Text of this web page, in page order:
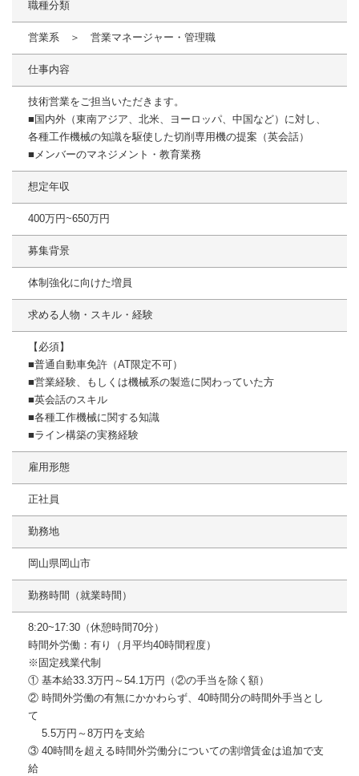
職種分類
営業系 ＞ 営業マネージャー・管理職
仕事内容
技術営業をご担当いただきます。
■国内外（東南アジア、北⽶、ヨーロッパ、中国など）に対し、
各種⼯作機械の知識を駆使した切削専⽤機の提案（英会話）
■メンバーのマネジメント・教育業務
想定年収
400万円~650万円
募集背景
体制強化に向けた増員
求める人物・スキル・経験
【必須】
■普通⾃動⾞免許（AT限定不可）
■営業経験、もしくは機械系の製造に関わっていた⽅
■英会話のスキル
■各種⼯作機械に関する知識
■ライン構築の実務経験
雇用形態
正社員
勤務地
岡山県岡山市
勤務時間（就業時間）
8:20~17:30（休憩時間70分）
時間外労働：有り（月平均40時間程度）
※固定残業代制
① 基本給33.3万円～54.1万円（②の手当を除く額）
② 時間外労働の有無にかかわらず、40時間分の時間外手当とし
て
5.5万円～8万円を支給
③ 40時間を超える時間外労働分についての割増賃金は追加で支
給